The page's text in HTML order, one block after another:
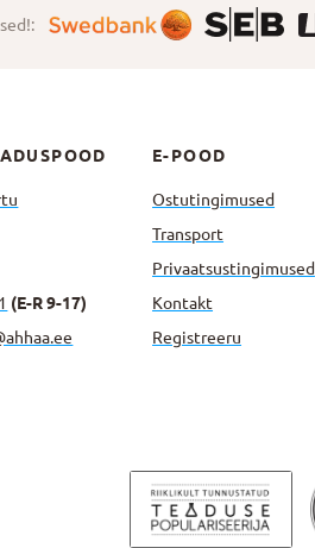
(E-R 9-17)
E-POOD
Ostutingimused
Transport
Privaatsus­tingimused
Kontakt
Registreeru